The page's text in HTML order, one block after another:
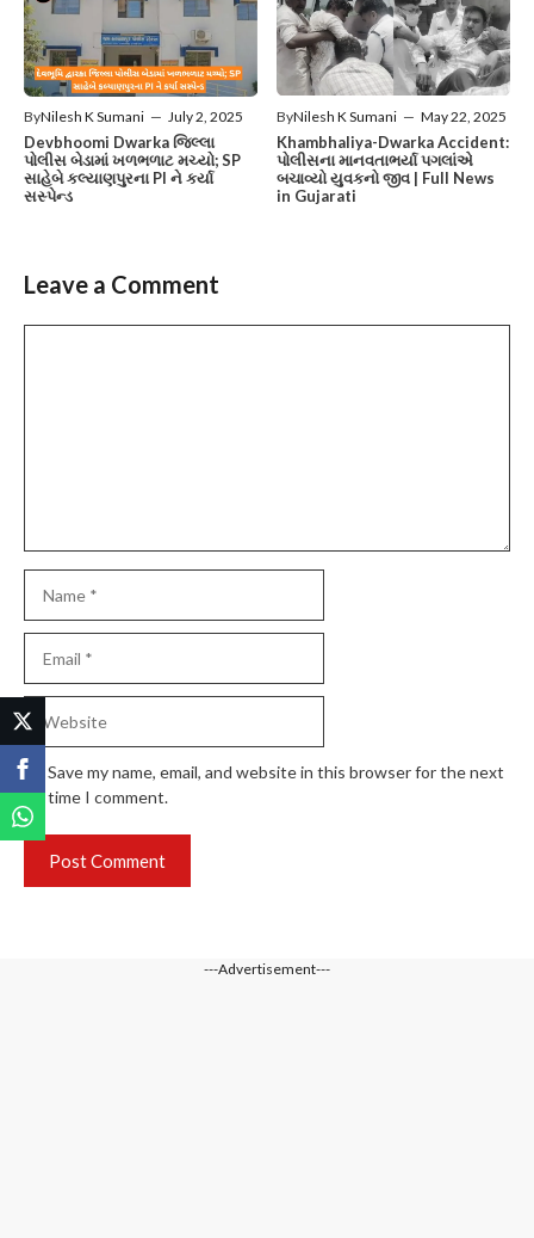
ByNilesh K Sumani — July 2, 2025
Devbhoomi Dwarka જિલ્લા
પોલીસ બેડામાં ખળભળાટ મચ્યો; SP
સાહેબે કલ્યાણપુરના PI ને કર્યા
સસ્પેન્ડ
ByNilesh K Sumani — May 22, 2025
Khambhaliya-Dwarka Accident:
પોલીસના માનવતાભર્યા પગલાંએ
બચાવ્યો યુવકનો જીવ | Full News
in Gujarati
Leave a Comment
m
a
i
l
W
e
b
s
i
t
Save my name, email, and website in this browser for the next
time I comment.
---Advertisement---